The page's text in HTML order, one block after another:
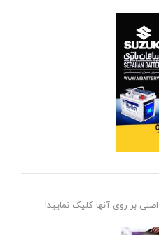
بر روی آنها کلیک نمایید!